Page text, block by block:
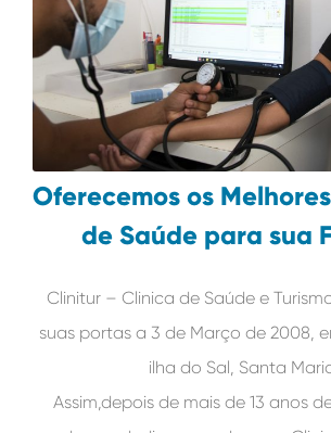
Oferecemos os
de Saúde para sua
Clinitur – Clinica de Saúde e
suas portas a 3 de Março de 2008,
ilha do Sal, Santa
Assim,depois de mais de 13 anos